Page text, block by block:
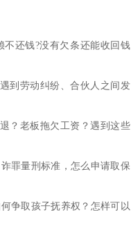
不还钱?没有欠条还能收回钱
到劳动纠纷、合伙人之间发
？老板拖欠工资？遇到这些
罪量刑标准，怎么申请取保
争取孩子抚养权？怎样可以